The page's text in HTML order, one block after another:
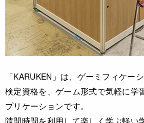
「KARUKEN」は、ゲーミフィケー
検定資格を、ゲーム形式で気軽に学
プリケーションです。
隙間時間を利用して楽しく学ぶ軽い